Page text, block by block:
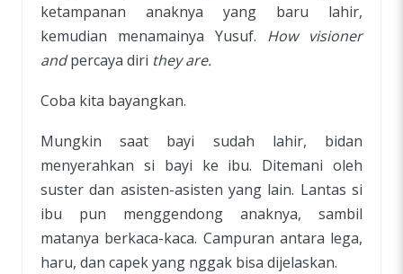
ketampanan anaknya yang baru lahir,
kemudian menamainya Yusuf. How visioner
andpercaya diri they are.
Coba kita bayangkan.
Mungkin saat bayi sudah lahir, bidan
menyerahkan si bayi ke ibu. Ditemani oleh
suster dan asisten-asisten yang lain. Lantas si
ibu pun menggendong anaknya, sambil
matanya berkaca-kaca. Campuran antara lega,
haru, dan capek yang nggak bisa dijelaskan.